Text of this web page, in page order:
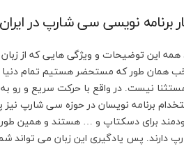
برنامه نویسی سی شارپ در
همه این توضیحات و ویژگی هایی که از
همان طور که مستحضر هستیم تمام دنیا
نیست. در واقع با حرکت سریع و رو
برنامه نویسان در حوزه سی شارپ
برای دسکتاپ و … هستند و همین طور
دارند. پس یادگیری این زبان می تواند